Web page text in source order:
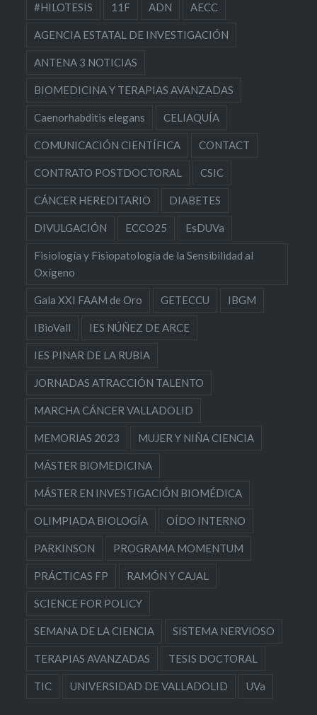
#HILOTESIS 11F ADN AECC
AGENCIA ESTATAL DE INVESTIGACIÓN
ANTENA 3 NOTICIAS
BIOMEDICINA Y TERAPIAS AVANZADAS
Caenorhabditis elegans CELIAQUÍA
COMUNICACIÓN CIENTÍFICA CONTACT
CONTRATO POSTDOCTORAL CSIC
CÁNCER HEREDITARIO DIABETES
DIVULGACIÓN ECCO25 EsDUVa
Fisiología y Fisiopatología de la Sensibilidad al
Oxígeno
Gala XXI FAAM de Oro GETECCU IBGM
IBioVall IES NÚÑEZ DE ARCE
IES PINAR DE LA RUBIA
JORNADAS ATRACCIÓN TALENTO
MARCHA CÁNCER VALLADOLID
MEMORIAS 2023 MUJER Y NIÑA CIENCIA
MÁSTER BIOMEDICINA
MÁSTER EN INVESTIGACIÓN BIOMÉDICA
OLIMPIADA BIOLOGÍA OÍDO INTERNO
PARKINSON PROGRAMA MOMENTUM
PRÁCTICAS FP RAMÓN Y CAJAL
SCIENCE FOR POLICY
SEMANA DE LA CIENCIA SISTEMA NERVIOSO
TERAPIAS AVANZADAS TESIS DOCTORAL
TIC UNIVERSIDAD DE VALLADOLID UVa